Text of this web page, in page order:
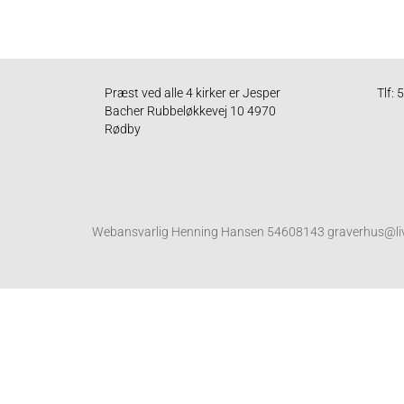
Præst ved alle 4 kirker er Jesper
Bacher Rubbeløkkevej 10 4970
Rødby
Tlf:
Webansvarlig Henning Hansen 54608143